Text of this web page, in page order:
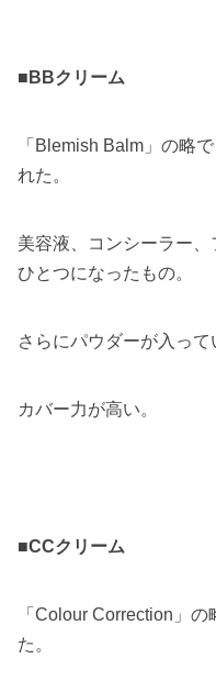
■BBクリーム
「Blemish Balm」の略
れた。
美容液、コンシーラー
ひとつになったもの。
さらにパウダーが入って
カバー力が高い。
■CCクリーム
「Colour Correction」
た。